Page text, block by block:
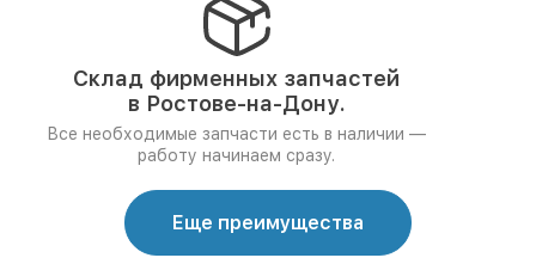
Склад фирменных запчастей
в Ростове-на-Дону.
Все необходимые запчасти есть в наличии —
работу начинаем сразу.
Еще преимущества